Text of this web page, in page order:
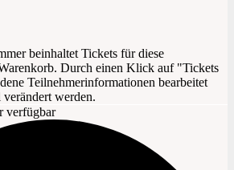
beinhaltet Tickets für diese
Durch einen Klick auf "Tickets
Teilnehmerinformationen bearbeitet
werden.
verfügbar